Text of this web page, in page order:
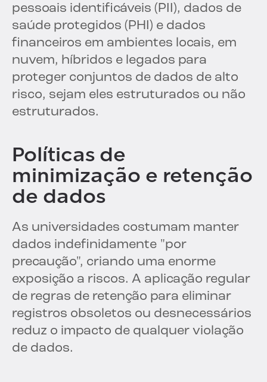
pessoais identificáveis (PII), dados de
saúde protegidos (PHI) e dados
financeiros em ambientes locais, em
nuvem, híbridos e legados para
proteger conjuntos de dados de alto
risco, sejam eles estruturados ou não
estruturados.
Políticas de
minimização e retenção
de dados
As universidades costumam manter
dados indefinidamente "por
precaução", criando uma enorme
exposição a riscos. A aplicação regular
de regras de retenção para eliminar
registros obsoletos ou desnecessários
reduz o impacto de qualquer violação
de dados.